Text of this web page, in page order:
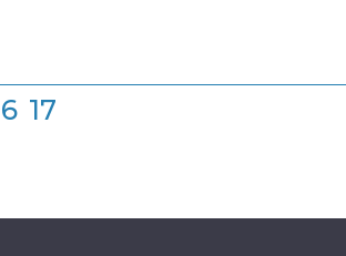
17